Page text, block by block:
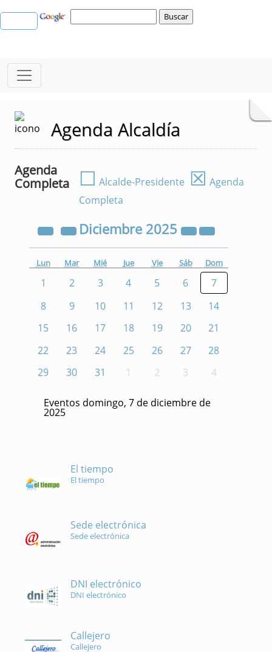
Agenda Alcaldía
Agenda
Completa
☐ Alcalde-Presidente ☒ Agenda
Completa
Diciembre 2025
Lun Mar Mié Jue Vie Sáb Dom
1 2 3 4 5 6
7
8
9 10 11 12 13
14
15
16 17 18 19 20
21
22
23 24 25 26 27
28
29
30 31 1 2 3 4
Eventos domingo, 7 de diciembre de
2025
El tiempo
El tiempo
Sede electrónica
Sede electrónica
DNI electrónico
DNI electrónico
Callejero
Callejero